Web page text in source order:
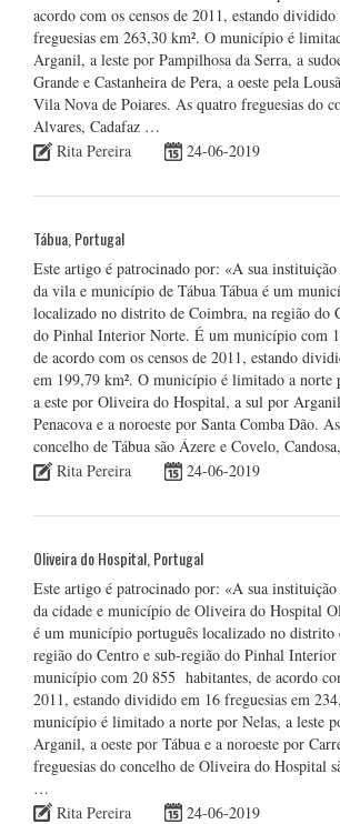
acordo com os censos de 2011, estando
freguesias em 263,30 km². O município é
Arganil, a leste por Pampilhosa da Serra, a
Grande e Castanheira de Pera, a oeste pela
Vila Nova de Poiares. As quatro freguesias do
Alvares, Cadafaz …
Rita Pereira
24-06-2019
Tábua, Portugal
Este artigo é patrocinado por: «A sua instituição
da vila e município de Tábua Tábua é um
localizado no distrito de Coimbra, na região do
do Pinhal Interior Norte. É um município com
de acordo com os censos de 2011, estando
em 199,79 km². O município é limitado a norte
a este por Oliveira do Hospital, a sul por
Penacova e a noroeste por Santa Comba Dão.
concelho de Tábua são Ázere e Covelo,
Rita Pereira
24-06-2019
Oliveira do Hospital, Portugal
Este artigo é patrocinado por: «A sua instituição
da cidade e município de Oliveira do Hospital
é um município português localizado no distrito
região do Centro e sub-região do Pinhal
município com 20 855 habitantes, de acordo
2011, estando dividido em 16 freguesias em
município é limitado a norte por Nelas, a leste
Arganil, a oeste por Tábua e a noroeste por
freguesias do concelho de Oliveira do Hospital
…
Rita Pereira
24-06-2019